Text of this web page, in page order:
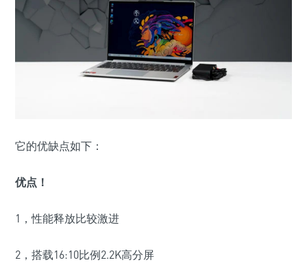
它的优缺点如下：
优点！
1，性能释放比较激进
2，搭载16:10比例2.2K高分屏